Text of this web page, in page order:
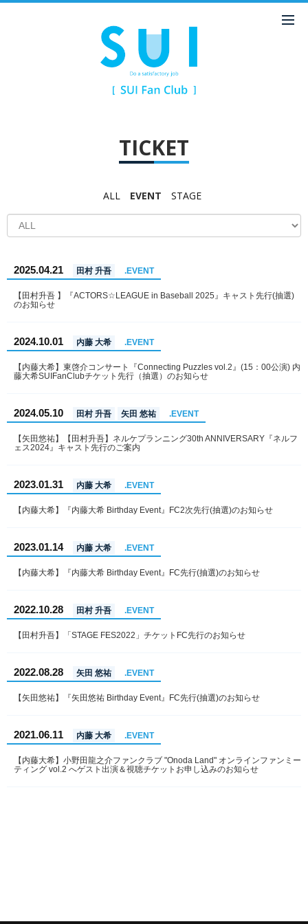
TICKET
ALL EVENT STAGE
2025.04.21 田村 升吾 .EVENT
【田村升吾 】『ACTORS☆LEAGUE in Baseball 2025』キャスト先行(抽選)
のお知らせ
2024.10.01 内藤 大希 .EVENT
【内藤大希】東啓介コンサート『Connecting Puzzles vol.2』(15：00公演) 内
藤大希SUIFanClubチケット先行（抽選）のお知らせ
2024.05.10 田村 升吾 矢田 悠祐 .EVENT
【矢田悠祐】【田村升吾】ネルケプランニング30th ANNIVERSARY『ネルフ
ェス2024』キャスト先行のご案内
2023.01.31 内藤 大希 .EVENT
【内藤大希】『内藤大希 Birthday Event』FC2次先行(抽選)のお知らせ
2023.01.14 内藤 大希 .EVENT
【内藤大希】『内藤大希 Birthday Event』FC先行(抽選)のお知らせ
2022.10.28 田村 升吾 .EVENT
【田村升吾】「STAGE FES2022」チケットFC先行のお知らせ
2022.08.28 矢田 悠祐 .EVENT
【矢田悠祐】『矢田悠祐 Birthday Event』FC先行(抽選)のお知らせ
2021.06.11 内藤 大希 .EVENT
【内藤大希】小野田龍之介ファンクラブ "Onoda Land" オンラインファンミー
ティング vol.2 へゲスト出演＆視聴チケットお申し込みのお知らせ